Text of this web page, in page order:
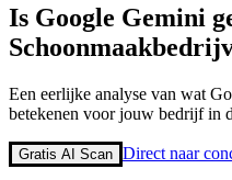
Is Google Gemini
Een eerlijke analyse van wat
betekenen voor jouw bedrijf in
Gratis AI Scan Direct naar